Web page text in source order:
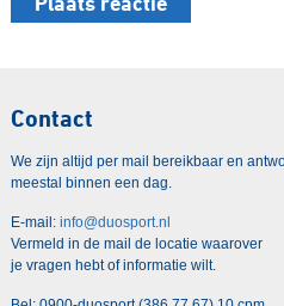
Contact
We zijn altijd per mail bereikbaar en
meestal binnen een dag.
E-mail: info@duosport.nl
Vermeld in de mail de locatie waarover
je vragen hebt of informatie wilt.